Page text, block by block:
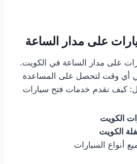
على مدار الساعة
على مدار الساعة في الكويت.
في أي وقت لتحصل على المساعدة
كيف نقدم خدمات فتح سيارات
الكويت
الكويت
أنواع السيارات